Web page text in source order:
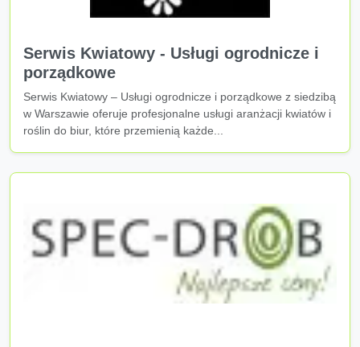
Serwis Kwiatowy - Usługi ogrodnicze i
porządkowe
Serwis Kwiatowy – Usługi ogrodnicze i porządkowe z siedzibą
w Warszawie oferuje profesjonalne usługi aranżacji kwiatów i
roślin do biur, które przemienią każde...